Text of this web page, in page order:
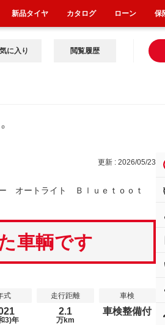
に入り 閲覧履歴
更新 : 2026/05/23
ートライト Ｂｌｕｅｔｏｏｔ
車輌です
式
3)年
走行距離
2.1
万km
車検
車検整備付
新品タイヤ カタログ ローン 保